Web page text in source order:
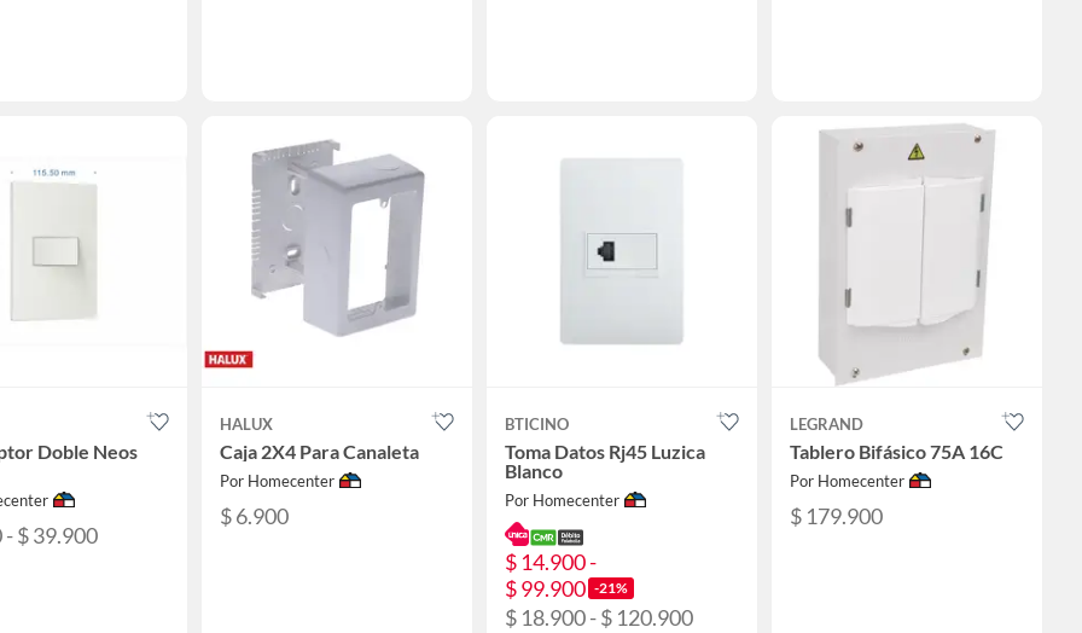
Doble Neos
- $ 39.900
HALUX
Caja 2X4 Para Canaleta
Por Homecenter
$ 6.900
BTICINO
Toma Datos Rj45 Luzica
Blanco
Por Homecenter
$ 14.900 -
$ 99.900 -21%
$ 18.900 - $ 120.900
LEGRAND
Tablero Bifásico 75A 16C
Por Homecenter
$ 179.900